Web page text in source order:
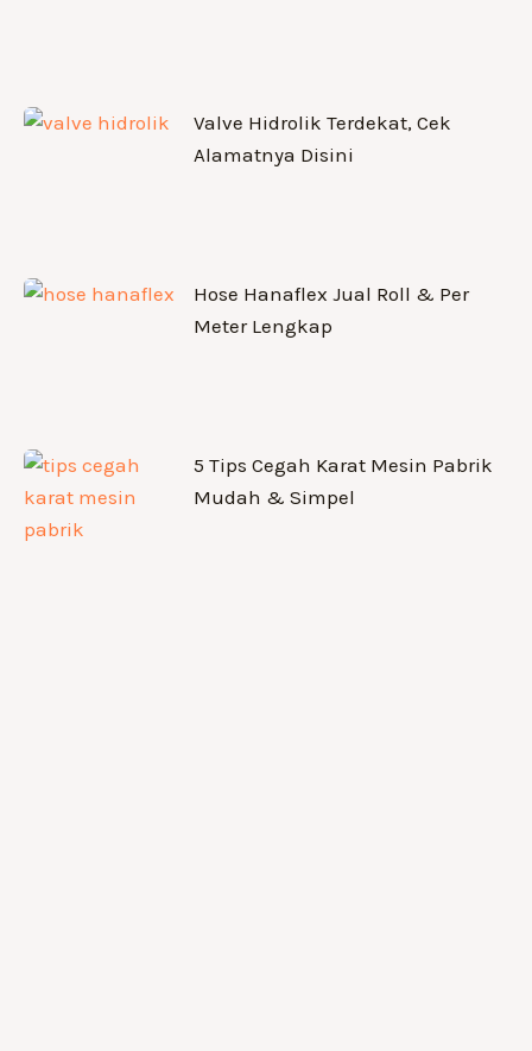
Valve Hidrolik Terdekat, Cek
Alamatnya Disini
Hose Hanaflex Jual Roll & Per
Meter Lengkap
5 Tips Cegah Karat Mesin Pabrik
Mudah & Simpel